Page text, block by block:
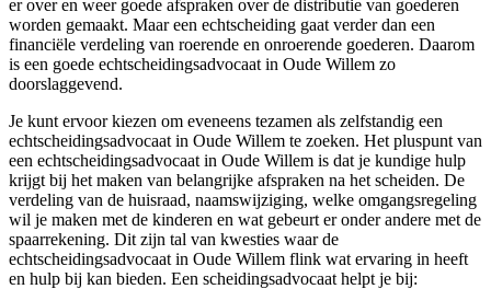
er over en weer goede afspraken over de distributie van goederen
worden gemaakt. Maar een echtscheiding gaat verder dan een
financiële verdeling van roerende en onroerende goederen. Daarom
is een goede echtscheidingsadvocaat in Oude Willem zo
doorslaggevend.
Je kunt ervoor kiezen om eveneens tezamen als zelfstandig een
echtscheidingsadvocaat in Oude Willem te zoeken. Het pluspunt van
een echtscheidingsadvocaat in Oude Willem is dat je kundige hulp
krijgt bij het maken van belangrijke afspraken na het scheiden. De
verdeling van de huisraad, naamswijziging, welke omgangsregeling
wil je maken met de kinderen en wat gebeurt er onder andere met de
spaarrekening. Dit zijn tal van kwesties waar de
echtscheidingsadvocaat in Oude Willem flink wat ervaring in heeft
en hulp bij kan bieden. Een scheidingsadvocaat helpt je bij: